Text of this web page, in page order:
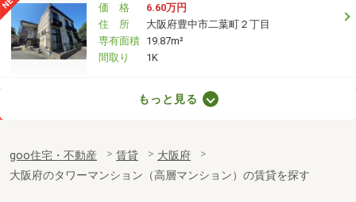
価 格
6.60万円
住 所
大阪府豊中市二葉町２丁目
専有面積 19.87m²
間取り
1K
大阪府大阪市福島区吉野５丁目
専有面積
24.53m²
間取り
1DK
もっと見る
goo住宅・不動産 賃貸
大阪府
大阪府のタワーマンション（高層マンション）の賃貸を探す